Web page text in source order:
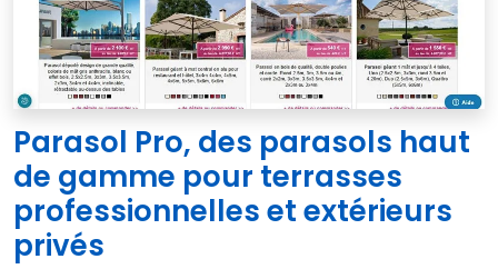
Parasol Pro, des parasols haut
de gamme pour terrasses
professionnelles et extérieurs
privés